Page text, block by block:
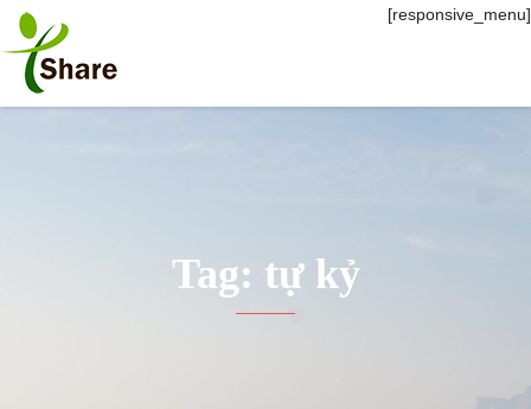
[responsive_menu]
Tag: tự kỷ